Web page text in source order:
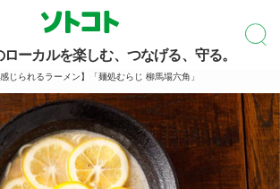
ローカルを楽しむ、つなげる、守る。
じられるラーメン】「麺処むらじ 柳馬場六角」